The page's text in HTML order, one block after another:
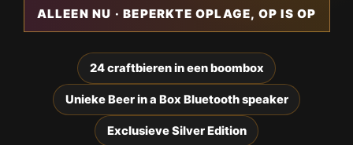
ALLEEN NU · BEPERKTE OPLAGE, OP IS OP
24 craftbieren in een boombox
Unieke Beer in a Box Bluetooth speaker
Exclusieve Silver Edition